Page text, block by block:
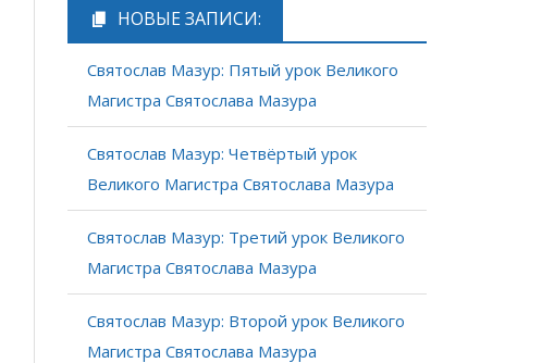
НОВЫЕ ЗАПИСИ:
Святослав Мазур: Пятый урок Великого
Магистра Святослава Мазура
Святослав Мазур: Четвёртый урок
Великого Магистра Святослава Мазура
Святослав Мазур: Третий урок Великого
Магистра Святослава Мазура
Святослав Мазур: Второй урок Великого
Магистра Святослава Мазура